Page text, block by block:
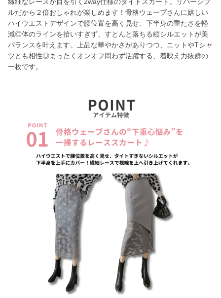
ルだから２倍おしゃれが楽しめます！骨格ウェーブさんに嬉しい
ハイウエストデザインで腰位置を高く見せ、下半身の重たさを軽
減◎体のラインを拾いすぎず、すとんと落ちる縦シルエットが美
バランスを叶えます。上品な華やかさがありつつ、ニットやTシャ
ツとも相性◎まったくオンオフ問わず活躍する、着映え力抜群の
一枚です。